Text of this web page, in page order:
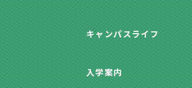
キャンパスライフ
入学案内